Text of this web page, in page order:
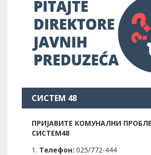
СИСТЕМ 48
ПРИЈАВИТЕ КОМУНАЛНИ
СИСТЕМ48
Телефон: 025/772-444